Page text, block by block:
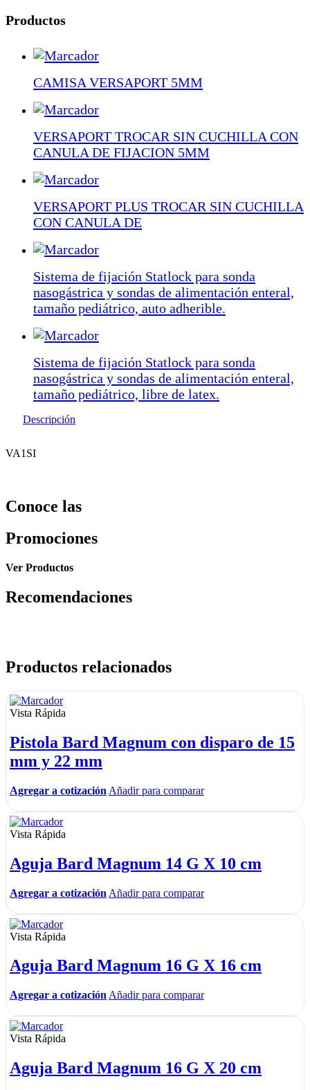
Productos
CAMISA VERSAPORT 5MM
VERSAPORT TROCAR SIN CUCHILLA CON
CANULA DE FIJACION 5MM
VERSAPORT PLUS TROCAR SIN CUCHILLA
CON CANULA DE
Sistema de fijación Statlock para sonda
nasogástrica y sondas de alimentación enteral,
tamaño pediátrico, auto adherible.
Sistema de fijación Statlock para sonda
nasogástrica y sondas de alimentación enteral,
tamaño pediátrico, libre de latex.
Descripción
VA1SI
Conoce las
Promociones
Ver Productos
Recomendaciones
Productos relacionados
Vista Rápida
Pistola Bard Magnum con disparo de 15
mm y 22 mm
Agregar a cotización Añadir para comparar
Vista Rápida
Aguja Bard Magnum 14 G X 10 cm
Agregar a cotización Añadir para comparar
Vista Rápida
Aguja Bard Magnum 16 G X 16 cm
Agregar a cotización Añadir para comparar
Vista Rápida
Aguja Bard Magnum 16 G X 20 cm